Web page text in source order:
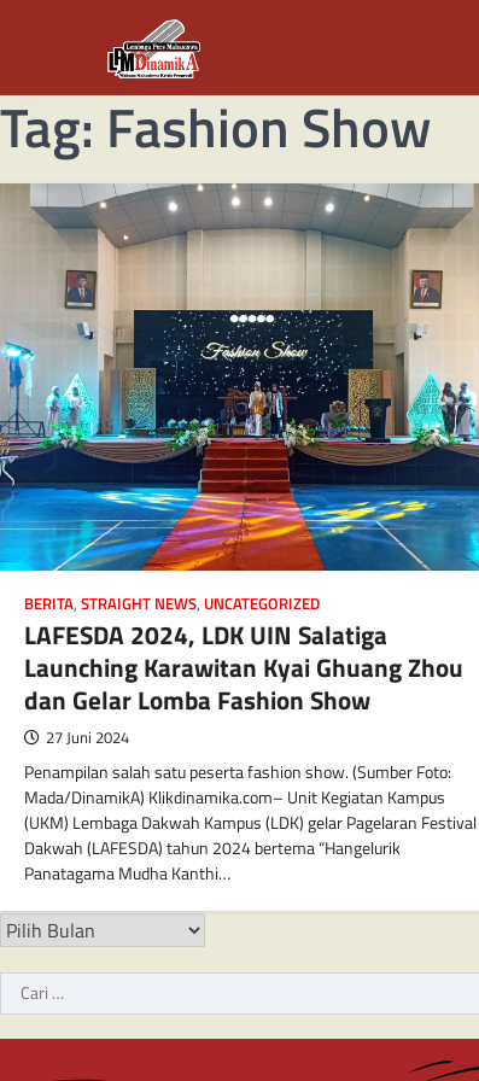
Tag: Fashion Show
BERITA, STRAIGHT NEWS, UNCATEGORIZED
LAFESDA 2024, LDK UIN Salatiga
Launching Karawitan Kyai Ghuang Zhou
dan Gelar Lomba Fashion Show
27 Juni 2024
Penampilan salah satu peserta fashion show. (Sumber Foto:
Mada/DinamikA) Klikdinamika.com– Unit Kegiatan Kampus
(UKM) Lembaga Dakwah Kampus (LDK) gelar Pagelaran Festival
Dakwah (LAFESDA) tahun 2024 bertema “Hangelurik
Panatagama Mudha Kanthi…